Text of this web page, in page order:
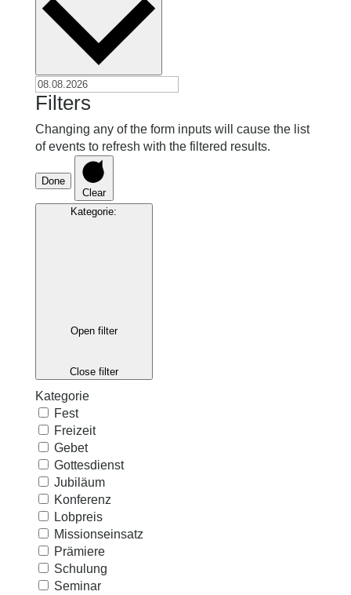
Filters
Changing any of the form inputs will cause the list
of events to refresh with the filtered results.
Done
Clear
Kategorie:
Open filter
Close filter
Kategorie
Fest
Freizeit
Gebet
Gottesdienst
Jubiläum
Konferenz
Lobpreis
Missionseinsatz
Prämiere
Schulung
Seminar